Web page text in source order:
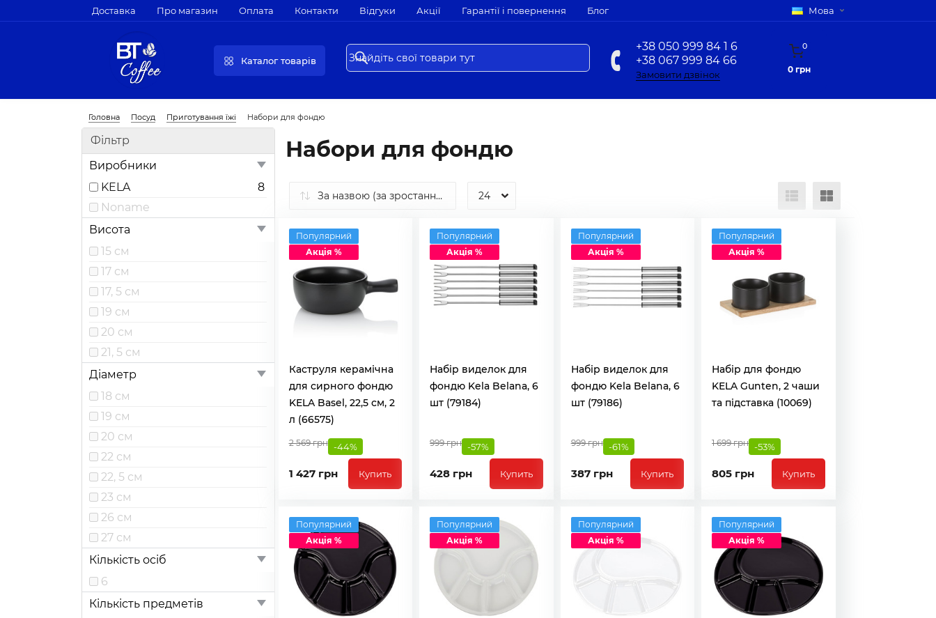
Доставка Про магазин Оплата Контакти Відгуки Акції Гарантії і повернення Блог Мова
Каталог товарів
+38 050 999 84 1 6
+38 067 999 84 66
Замовити дзвінок
0
0 грн
Головна Посуд Приготування їжі Набори для фондю
Фільтр
Виробники
KELA
8
Noname
Висота
15 см
17 см
17, 5 см
19 см
20 см
21, 5 см
Діаметр
18 см
19 см
20 см
22 см
22, 5 см
23 см
26 см
27 см
Кількість осіб
6
Кількість предметів
Набори для фондю
Популярний
Акція %
Каструля керамічна
для сирного фондю
KELA Basel, 22,5 см, 2
л (66575)
2 569 грн -44%
1 427 грн Купить
Популярний
Акція %
Набір виделок для
фондю Kela Belana, 6
шт (79184)
999 грн -57%
428 грн Купить
Популярний
Акція %
Набір виделок для
фондю Kela Belana, 6
шт (79186)
999 грн -61%
387 грн Купить
Популярний
Акція %
Набір для фондю
KELA Gunten, 2 чаши
та підставка (10069)
1 699 грн -53%
805 грн Купить
Популярний
Акція %
Популярний
Акція %
Популярний
Акція %
Популярний
Акція %